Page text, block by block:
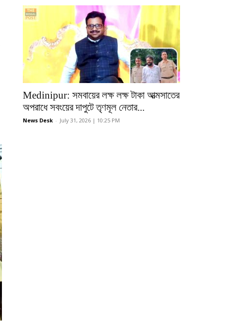
Medinipur: সমবায়ের লক্ষ লক্ষ টাকা আত্মসাতের
অপরাধে সবংয়ের দাপুটে তৃণমূল নেতার...
News Desk - July 31, 2026 | 10:25 PM